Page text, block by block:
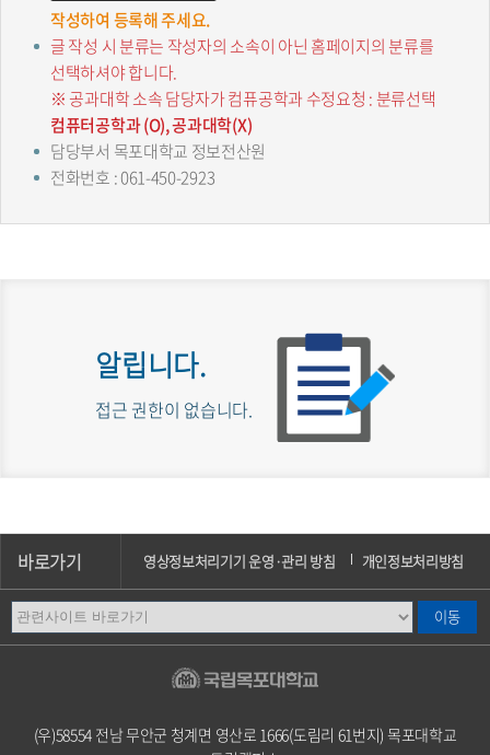
작성하여 등록해 주세요.
글 작성 시 분류는 작성자의 소속이 아닌 홈페이지의 분류를
선택하셔야 합니다.
※ 공과대학 소속 담당자가 컴퓨공학과 수정요청 : 분류선택
컴퓨터공학과 (O), 공과대학(X)
담당부서 목포대학교 정보전산원
전화번호 : 061-450-2923
알립니다.
접근 권한이 없습니다.
바로가기 영상정보처리기기 운영·관리 방침 개인정보처리방침
이메일무단수집거부 캠퍼스안내
(우)58554 전남 무안군 청계면 영산로 1666(도림리 61번지) 목포대학교